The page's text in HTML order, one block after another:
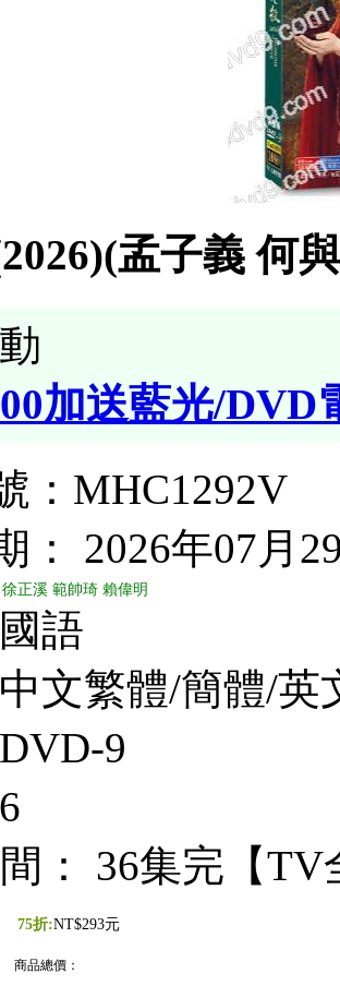
孟子義 何
加送藍光/DVD
：MHC1292V
： 2026年07月
徐正溪 範帥琦 賴偉明
語
文繁體/簡體/英
9
： 36集完【
75折:NT$293元
商品總價：